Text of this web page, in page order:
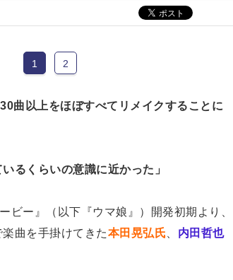
1 2
曲 以上をほぼすべてリメイクすることに
るくらいの意識に近かった」
ビー』（以下『ウマ娘』）開発初期より、
曲を手掛けてきた本田晃弘氏
内田哲也